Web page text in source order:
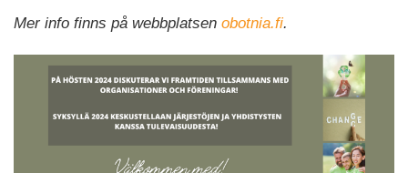
Mer info finns på webbplatsen obotnia.fi.